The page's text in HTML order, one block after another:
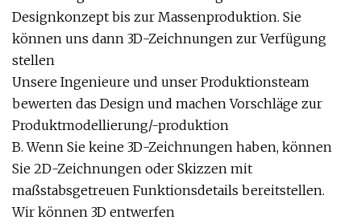
Designkonzept bis zur Massenproduktion. Sie
können uns dann 3D-Zeichnungen zur Verfügung
stellen
Unsere Ingenieure und unser Produktionsteam
bewerten das Design und machen Vorschläge zur
Produktmodellierung/-produktion
B. Wenn Sie keine 3D-Zeichnungen haben, können
Sie 2D-Zeichnungen oder Skizzen mit
maßstabsgetreuen Funktionsdetails bereitstellen.
Wir können 3D entwerfen